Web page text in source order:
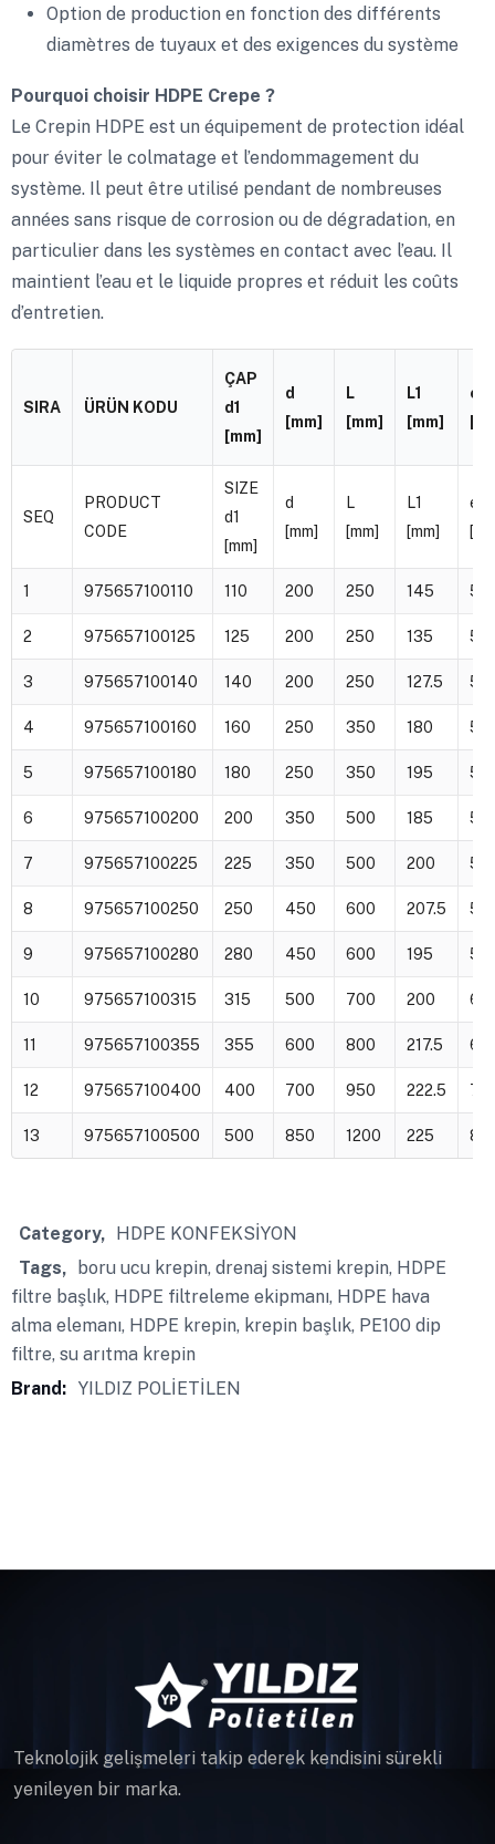
Option de production en fonction des différents
diamètres de tuyaux et des exigences du système
Pourquoi choisir HDPE Crepe ?
Le Crepin HDPE est un équipement de protection idéal
pour éviter le colmatage et l’endommagement du
système. Il peut être utilisé pendant de nombreuses
années sans risque de corrosion ou de dégradation, en
particulier dans les systèmes en contact avec l’eau. Il
maintient l’eau et le liquide propres et réduit les coûts
d’entretien.
SIRA ÜRÜN KODU
ÇAP
d1
[mm]
d
[mm]
L
[mm]
L1
[mm]
e
SEQ
PRODUCT
CODE
SIZE
d1
[mm]
d
[mm]
L
[mm]
L1
[mm]
e
1 975657100110 110 200 250 145 5
2 975657100125 125 200 250 135 5
3 975657100140 140 200 250 127.5 5
4 975657100160 160 250 350 180 5
5 975657100180 180 250 350 195 5
6 975657100200 200 350 500 185 5
7 975657100225 225 350 500 200 5
8 975657100250 250 450 600 207.5 5
9 975657100280 280 450 600 195 5
10 975657100315 315 500 700 200 6
11 975657100355 355 600 800 217.5 6
12 975657100400 400 700 950 222.5 7
13 975657100500 500 850 1200 225 8
Category
HDPE KONFEKSİYON
Tags
boru ucu krepin, drenaj sistemi krepin, HDPE
filtre başlık, HDPE filtreleme ekipmanı, HDPE hava
alma elemanı, HDPE krepin, krepin başlık, PE100 dip
filtre, su arıtma krepin
Brand: YILDIZ POLİETİLEN
Teknolojik gelişmeleri takip ederek kendisini sürekli
yenileyen bir marka.